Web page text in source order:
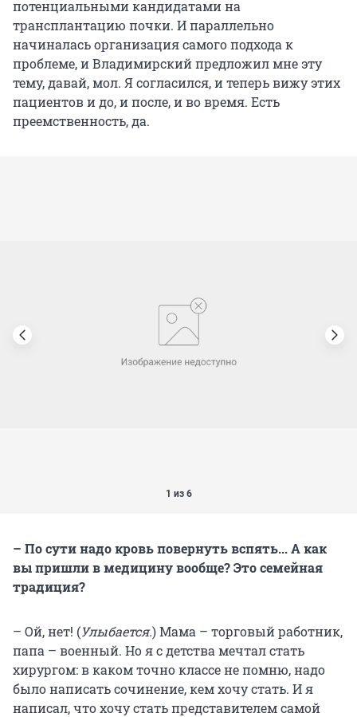
потенциальными кандидатами на
трансплантацию почки. И параллельно
начиналась организация самого подхода к
проблеме, и Владимирский предложил мне эту
тему, давай, мол. Я согласился, и теперь вижу этих
пациентов и до, и после, и во время. Есть
преемственность, да.
1 из 6
– По сути надо кровь повернуть вспять... А как
вы пришли в медицину вообще? Это семейная
традиция?
– Ой, нет! (Улыбается.) Мама – торговый работник,
папа – военный. Но я с детства мечтал стать
хирургом: в каком точно классе не помню, надо
было написать сочинение, кем хочу стать. И я
написал, что хочу стать представителем самой